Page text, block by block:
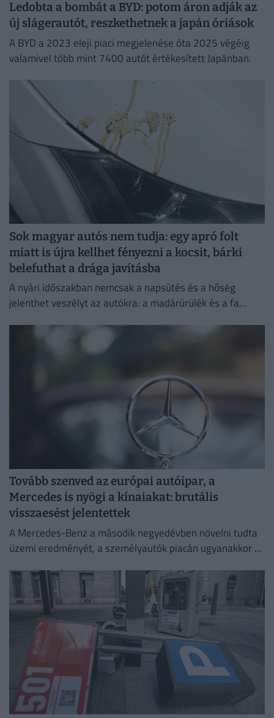
Ledobta a bombát a BYD: potom áron adják az
új slágerautót, reszkethetnek a japán óriások
A BYD a 2023 eleji piaci megjelenése óta 2025 végéig
valamivel több mint 7400 autót értékesített Japánban.
Sok magyar autós nem tudja: egy apró folt
miatt is újra kellhet fényezni a kocsit, bárki
belefuthat a drága javításba
A nyári időszakban nemcsak a napsütés és a hőség
jelenthet veszélyt az autókra: a madárürülék és a fa
Tovább szenved az európai autóipar, a
Mercedes is nyögi a kínaiakat: brutális
visszaesést jelentettek
A Mercedes-Benz a második negyedévben növelni tudta
üzemi eredményét, a személyautók piacán ugyanakkor –
romlott a jövedelmezőség.